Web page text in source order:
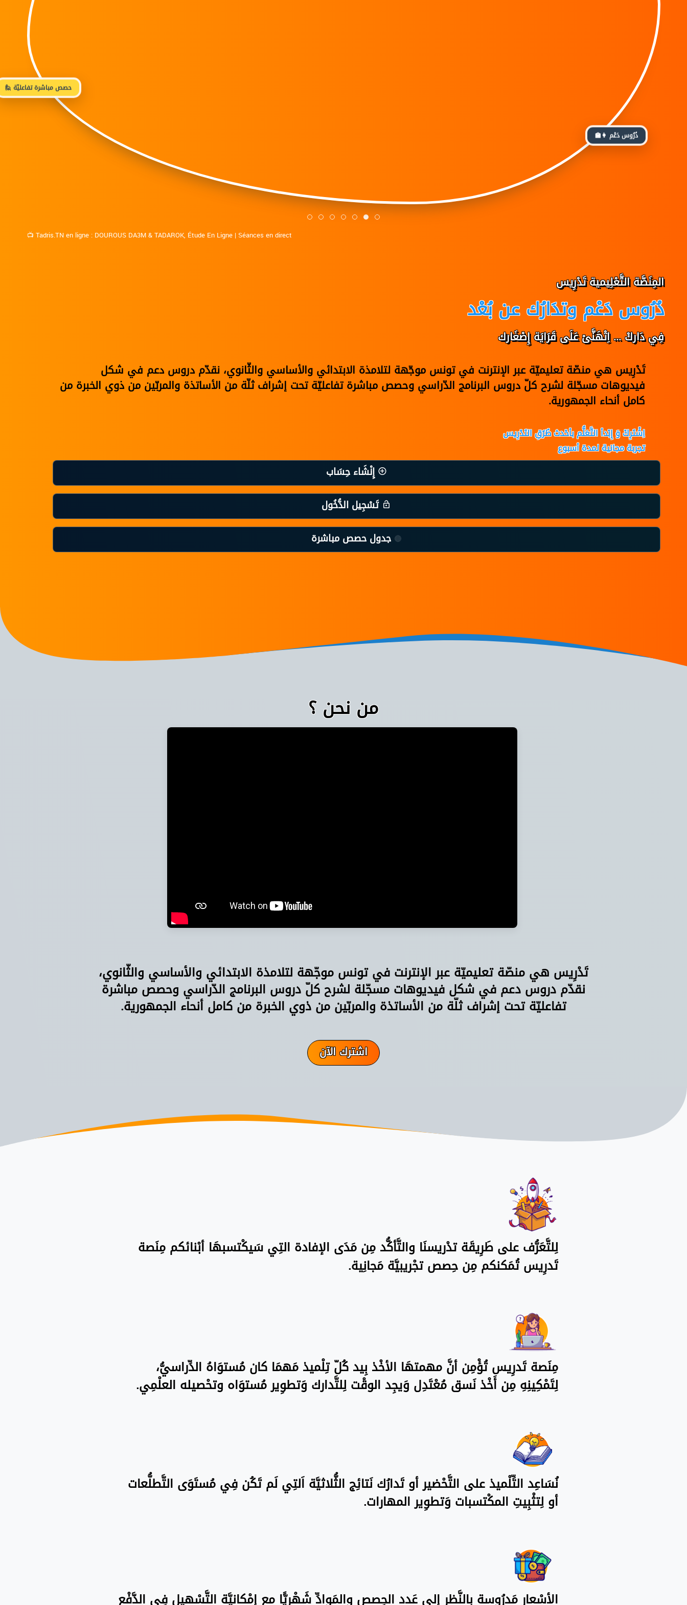
🙋 حصص مباشرة تفاعليّة
👩‍🏫 دُرُوس دَعْم
📺 Tadris.TN en ligne: DOUROUS DA3M&TADAROK, Étude En Ligne|Séances en direct
المِنَصَّة التَّعْلِيمية تَدْرِيس
دُرُوس دَعْم وتدَارُك عن بُعْد
فِي دَاركْ ... اِتْهَنَّىْ عَلَى قَرَايَة إِصْغَارك
تَدْرِيس هي منصّة تعليميّة عبر الإنترنت في تونس موجّهة لتلامذة الابتدائي والأساسي والثّانوي، نقدّم دروس دعم في شكل
فيديوهات مسجّلة لشرح كلّ دروس البرنامج الدّراسي وحصص مباشرة تفاعليّة تحت إشراف ثلّة من الأساتذة والمربّين من ذوي الخبرة من
كامل أنحاء الجمهورية.
اِشْتَرِكْ وَ إِبْدأ التَّعَلُّم بأحْدث طُرُقِ التَدْرِيس
تجربة مجانية لمدة أسبوع
إِنْشَاء حِسَاب
تَسْجِيل الدُّخُول
🔴 جدول حصص مباشرة
من نحن ؟
تَدْرِيس هي منصّة تعليميّة عبر الإنترنت في تونس موجّهة لتلامذة الابتدائي والأساسي والثّانوي،
نقدّم دروس دعم في شكل فيديوهات مسجّلة لشرح كلّ دروس البرنامج الدّراسي وحصص مباشرة
تفاعليّة تحت إشراف ثلّة من الأساتذة والمربّين من ذوي الخبرة من كامل أنحاء الجمهورية.
اشترك الآن
لِلتَّعَرُّف على طَرِيقَة تدْريسنَا والتَّأكُّد مِن مَدَى الإفادة التِي سَيكْتسبهَا أبْنائكم مِنَصة
تَدرِيس تُمَكنكم مِن حِصص تجْريبيَّة مَجانِية.
مِنَصة تَدرِيس تُؤْمِن أنَّ مهمتهَا الأخْذ بِيد كُلّ تِلْميذ مَهمَا كان مُستوَاهُ الدِّراسيُّ،
لِتَمْكِينِهِ مِن أَخْذ نَسق مُعْتَدِل وَيجِد الوقْت لِلتَّدارك وَتطوِير مُستوَاه وتحْصيله العلْمِي.
نُسَاعِد التِّلْميذ على التَّحْضير أو تَدارُك نَتائِج الثُّلاثيَّة اَلتِي لَم تَكُن فِي مُستَوَى التَّطلُّعات
أو لِتثْبِيتِ المكْتسبات وَتطوِير المهارات.
الأسْعار مَدرُوسة بِالنَّظر إِلى عَدد الحِصص والمَوادِّ شَهْريًّا مع إِمْكانيَّة التَّسْهيل فِي الدَّفْع